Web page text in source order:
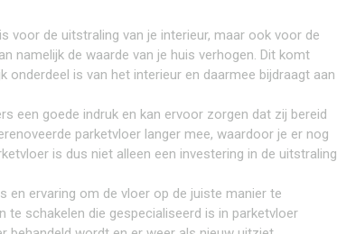
voor de uitstraling van je interieur, maar ook voor de
namelijk de waarde van je huis verhogen. Dit komt
is van het interieur en daarmee bijdraagt aan
een goede indruk en kan ervoor zorgen dat zij bereid
parketvloer langer mee, waardoor je er nog
is dus niet alleen een investering in de uitstraling
en ervaring om de vloer op de juiste manier te
schakelen die gespecialiseerd is in parketvloer